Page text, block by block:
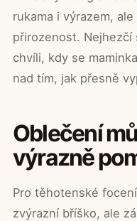
rukama i výrazem,
přirozenost. Nejhezčí
chvíli, kdy se
nad tím, jak přesně
Oblečení
výrazně
Pro těhotenské
zvýrazní bříško, ale